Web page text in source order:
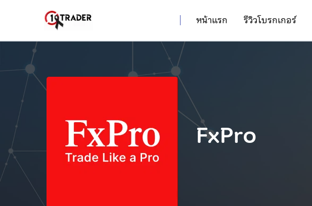
หน้าแรก รีวิวโบรกเกอร์
FxPro